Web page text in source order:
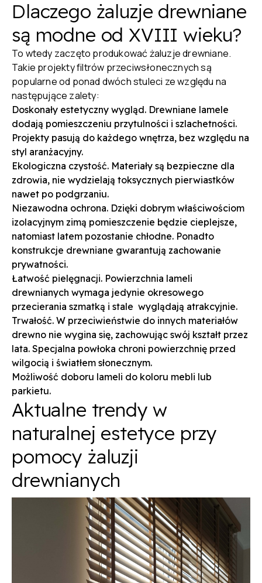
Dlaczego żaluzje drewniane
są modne od XVIII wieku?
To wtedy zaczęto produkować żaluzje drewniane.
Takie projekty filtrów przeciwsłonecznych są
popularne od ponad dwóch stuleci ze względu na
następujące zalety:
Doskonały estetyczny wygląd. Drewniane lamele
dodają pomieszczeniu przytulności i szlachetności.
Projekty pasują do każdego wnętrza, bez względu na
styl aranżacyjny.
Ekologiczna czystość. Materiały są bezpieczne dla
zdrowia, nie wydzielają toksycznych pierwiastków
nawet po podgrzaniu.
Niezawodna ochrona. Dzięki dobrym właściwościom
izolacyjnym zimą pomieszczenie będzie cieplejsze,
natomiast latem pozostanie chłodne. Ponadto
konstrukcje drewniane gwarantują zachowanie
prywatności.
Łatwość pielęgnacji. Powierzchnia lameli
drewnianych wymaga jedynie okresowego
przecierania szmatką i stale wyglądają atrakcyjnie.
Trwałość. W przeciwieństwie do innych materiałów
drewno nie wygina się, zachowując swój kształt przez
lata. Specjalna powłoka chroni powierzchnię przed
wilgocią i światłem słonecznym.
Możliwość doboru lameli do koloru mebli lub
parkietu.
Aktualne trendy w
naturalnej estetyce przy
pomocy żaluzji
drewnianych